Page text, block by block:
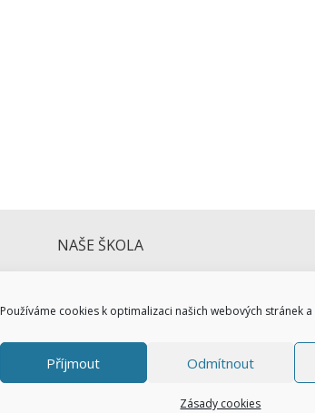
Používáme cookies k optimalizaci našich webových stránek a
Příjmout Odmítnout
Zásady cookies
NAŠE ŠKOLA